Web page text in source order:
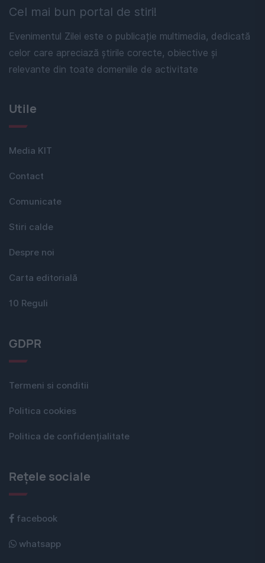
Cel mai bun portal de stiri!
Evenimentul Zilei este o publicație multimedia, dedicată
celor care apreciază știrile corecte, obiective și
relevante din toate domeniile de activitate
Utile
Media KIT
Contact
Comunicate
Stiri calde
Despre noi
Carta editorială
10 Reguli
GDPR
Termeni si conditii
Politica cookies
Politica de confidențialitate
Rețele sociale
facebook
whatsapp